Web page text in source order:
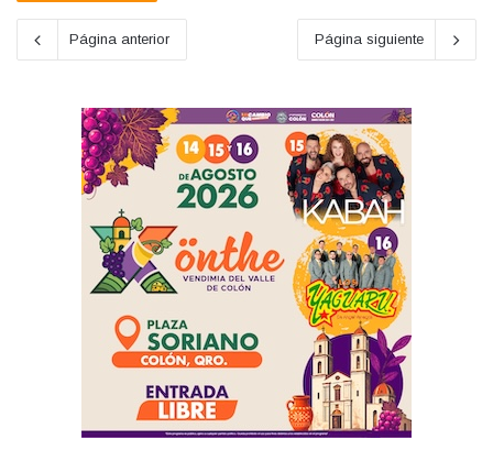
Página anterior Página siguiente